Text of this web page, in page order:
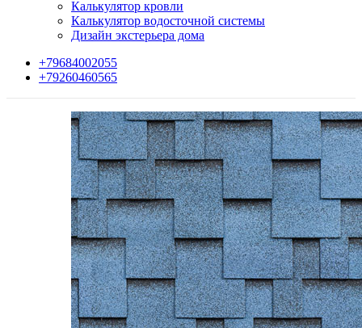
Калькулятор кровли
Калькулятор водосточной системы
Дизайн экстерьера дома
+79684002055
+79260460565